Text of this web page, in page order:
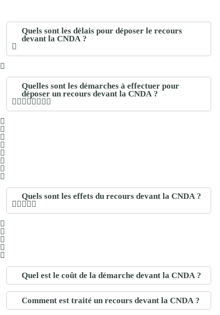
Quels sont les délais pour déposer le recours
devant la CNDA ?
Quelles sont les démarches à effectuer pour
déposer un recours devant la CNDA ?
Quels sont les effets du recours devant la CNDA ?
Quel est le coût de la démarche devant la CNDA ?
Comment est traité un recours devant la CNDA ?